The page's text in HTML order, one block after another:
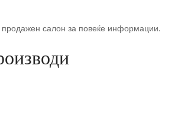
продажен салон за повеќе информации.